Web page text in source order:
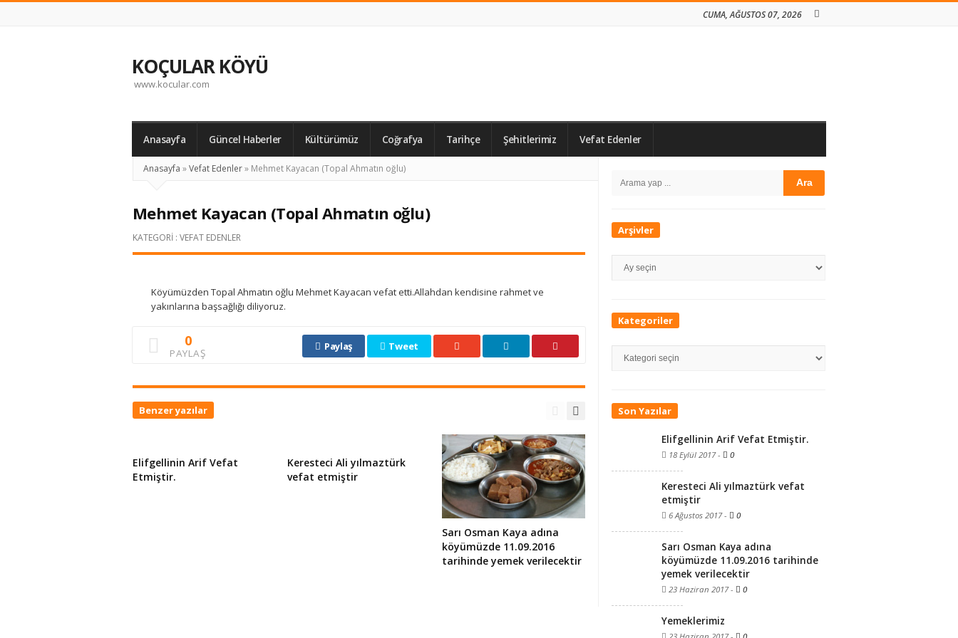
CUMA, AĞUSTOS 07, 2026
KOÇULAR KÖYÜ
www.kocular.com
Anasayfa Güncel Haberler Kültürümüz Coğrafya Tarihçe Şehitlerimiz Vefat Edenler
Anasayfa »Vefat Edenler» Mehmet Kayacan (Topal Ahmatın oğlu)
Mehmet Kayacan (Topal Ahmatın oğlu)
KATEGORI : VEFAT EDENLER
Köyümüzden Topal Ahmatın oğlu Mehmet Kayacan vefat etti.Allahdan kendisine rahmet ve
yakınlarına başsağlığı diliyoruz.
0
PAYLAŞ
Paylaş Tweet
Benzer yazılar
Elifgellinin Arif Vefat
Etmiştir.
Keresteci Ali yılmaztürk
vefat etmiştir
Sarı Osman Kaya adına
köyümüzde 11.09.2016
tarihinde yemek verilecektir
Sidebar
Search
Arşivler
Arşivler
Kategoriler
Kategoriler
Son Yazılar
Elifgellinin Arif Vefat Etmiştir.
18 Eylül 2017- 0
Keresteci Ali yılmaztürk vefat
etmiştir
6 Ağustos 2017- 0
Sarı Osman Kaya adına
köyümüzde 11.09.2016 tarihinde
yemek verilecektir
23 Haziran 2017- 0
Yemeklerimiz